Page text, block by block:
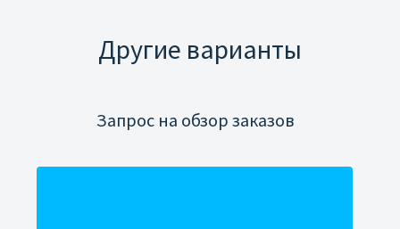
Другие варианты
Запрос на обзор заказов